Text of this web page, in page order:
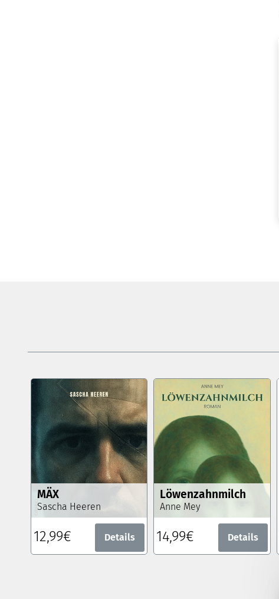
MÄX
Sascha Heeren
12,99€ Details
Löwenzahnmilch
Anne Mey
14,99€ Details